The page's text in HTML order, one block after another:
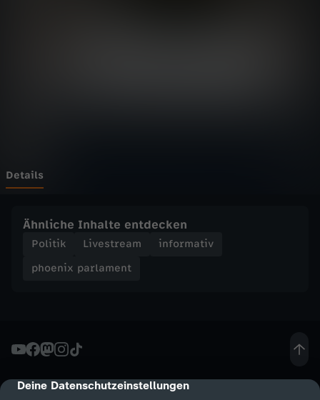
cmp-dialog-description
Deine Datenschutzeinstellungen
m
n
A
u
Details
Ähnliche Inhalte entdecken
Politik Livestream
informativ
phoenix parlament